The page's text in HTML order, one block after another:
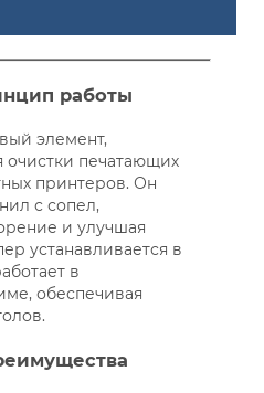
работы
элемент,
очистки печатающих
принтеров. Он
с сопел,
и улучшая
устанавливается в
в
обеспечивая